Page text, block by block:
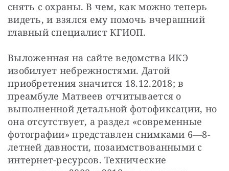
снять с охраны. В чем, как можно теперь
видеть, и взялся ему помочь вчерашний
главный специалист КГИОП.
Выложенная на сайте ведомства ИКЭ
изобилует небрежностями. Датой
приобретения значится 18.12.2018; в
преамбуле Матвеев отчитывается о
выполненной детальной фотофиксации, но
она отсутствует, а раздел «современные
фотографии» представлен снимками 6—8-
летней давности, позаимствованными с
интернет-ресурсов. Технические